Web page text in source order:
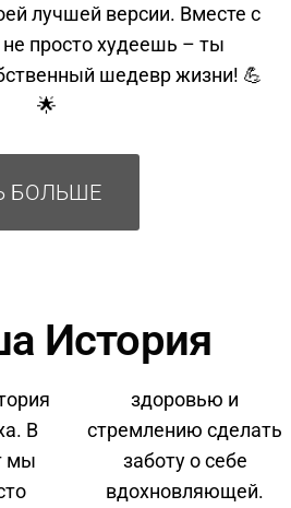
лучшей версии. Вместе с
просто худеешь – ты
шедевр жизни! 💪
🌟
БОЛЬШЕ
История
В
мы
и